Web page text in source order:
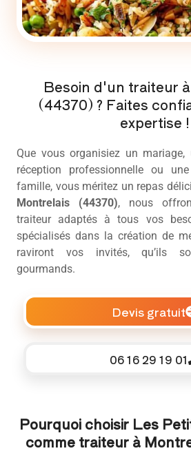
Besoin d'un traiteur
(44370) ? Faites
expertise !
Que vous organisiez un mariage,
réception professionnelle ou
famille, vous méritez un repas
Montrelais (44370), nous
traiteuradaptés à tous vos
spécialisés dans la création de
raviront vos invités, qu’ils
gourmands.
Devis gratuit
06 16 29 19 01
Pourquoi choisir Les
comme traiteur à